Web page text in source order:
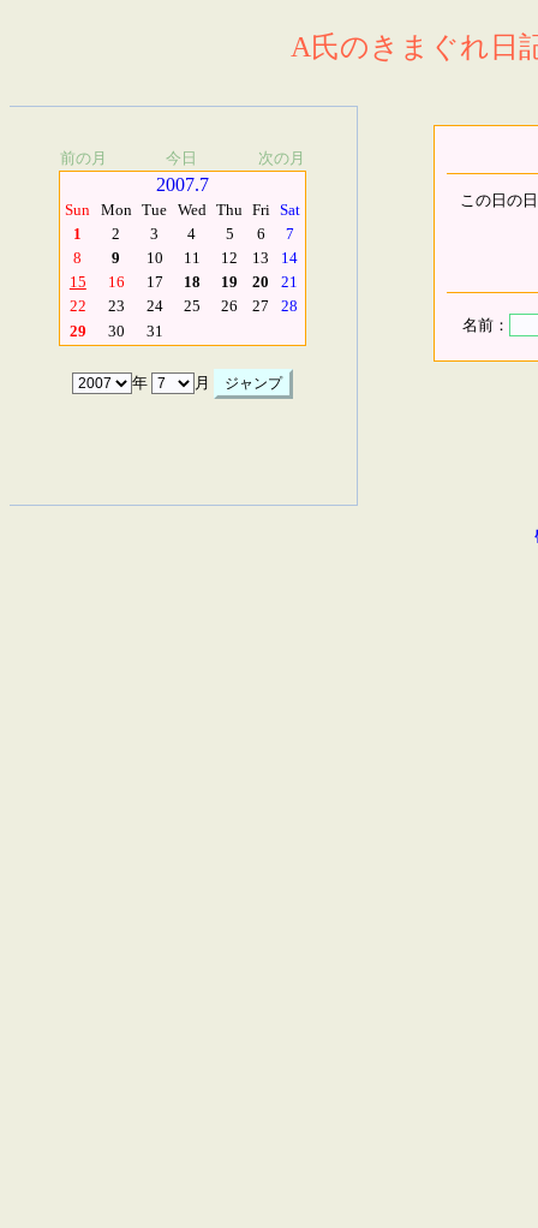
A氏のきまぐれ日
前の月 今日 次の月
2007.7
Sun Mon Tue Wed Thu Fri Sat
1
2 3 4 5 6
7
8
9 10 11 12 13
14
15
16 17 18 19 20
21
22
23 24 25 26 27
28
29
30 31
年 月
この日の
名前：